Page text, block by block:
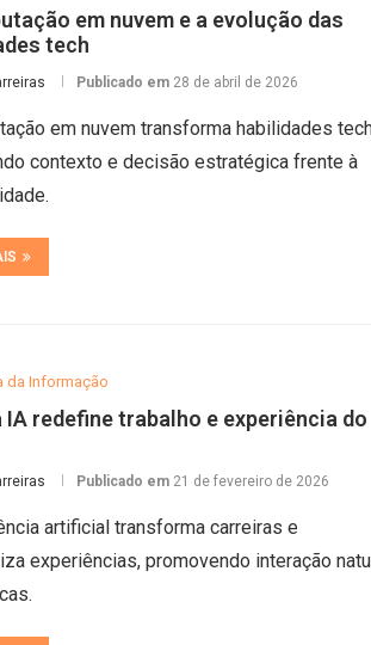
em nuvem e a evolução das
tech
Publicado em 28 de abril de 2026
em nuvem transforma habilidades
contexto e decisão estratégica frente à
da Informação
IA redefine trabalho e experiência do
Publicado em 21 de fevereiro de 2026
artificial transforma carreiras e
experiências, promovendo interação